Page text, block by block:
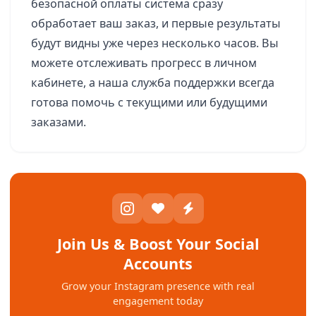
безопасной оплаты система сразу
обработает ваш заказ, и первые результаты
будут видны уже через несколько часов. Вы
можете отслеживать прогресс в личном
кабинете, а наша служба поддержки всегда
готова помочь с текущими или будущими
заказами.
Join Us & Boost Your Social
Accounts
Grow your Instagram presence with real
engagement today